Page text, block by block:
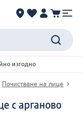
изгодно
Почистване на лице
с арганово